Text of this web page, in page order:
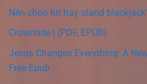
Nên chọn hit hay stand
Crowntide | (PDF, EPUB)
Jesus Changes Everything: A
Free Epub